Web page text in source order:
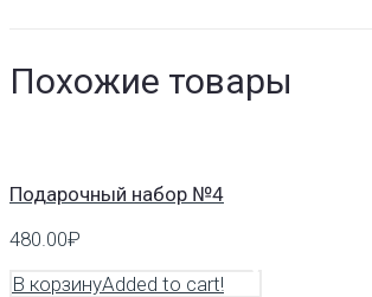
Похожие товары
Подарочный набор №4
480.00₽
В корзинуAdded to cart!